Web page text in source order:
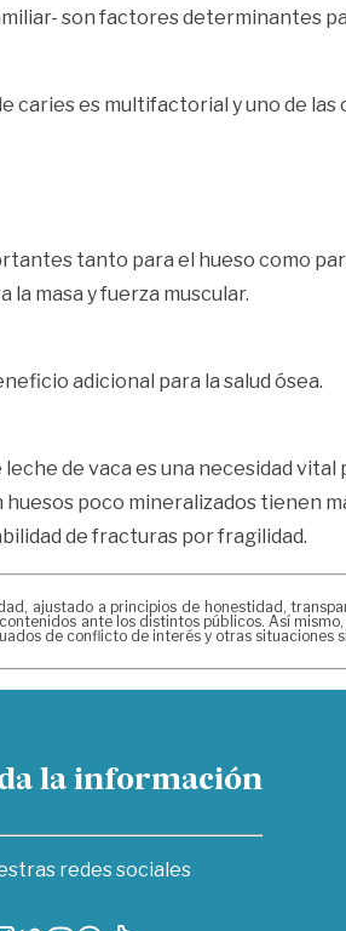
son factores determinantes
es multifactorial y uno de
tanto para el hueso como
la masa y fuerza muscular.
adicional para la salud ósea.
de vaca es una necesidad vital
poco mineralizados tienen
de fracturas por fragilidad.
ajustado a principios de honestidad,
ante los distintos públicos. Así
de conflicto de interés y otras
la información
redes sociales